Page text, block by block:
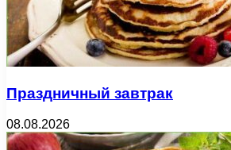
Праздничный завтрак
08.08.2026